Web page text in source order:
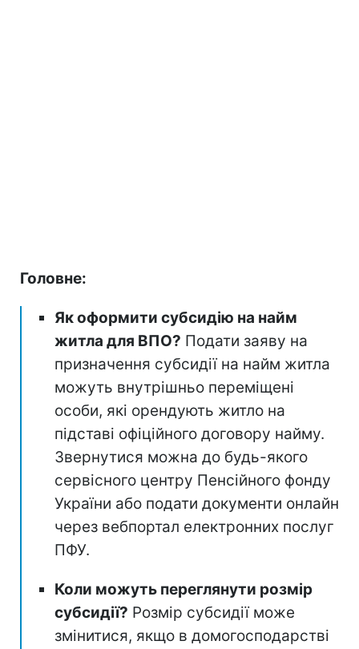
Головне:
Як оформити субсидію на найм
житла для ВПО? Подати заяву на
призначення субсидії на найм житла
можуть внутрішньо переміщені
особи, які орендують житло на
підставі офіційного договору найму.
Звернутися можна до будь-якого
сервісного центру Пенсійного фонду
України або подати документи онлайн
через вебпортал електронних послуг
ПФУ.
Коли можуть переглянути розмір
субсидії? Розмір субсидії може
змінитися, якщо в домогосподарстві